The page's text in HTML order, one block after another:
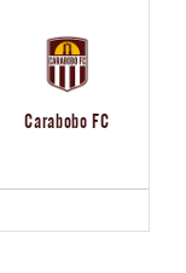
Carabobo FC